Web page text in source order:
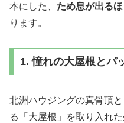
本にした、 ため息が出る
ります。
1. 憧れの大屋根とパ
北洲ハウジングの真骨頂
る「大屋根」を取り入れた